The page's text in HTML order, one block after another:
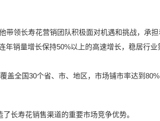
领长寿花营销团队积极面对机遇和挑战，承
销量增长保持50%以上的高速增长，稳居行业
全国30个省、市、地区，市场铺市率达到
长寿花销售渠道的重要市场竞争优势。